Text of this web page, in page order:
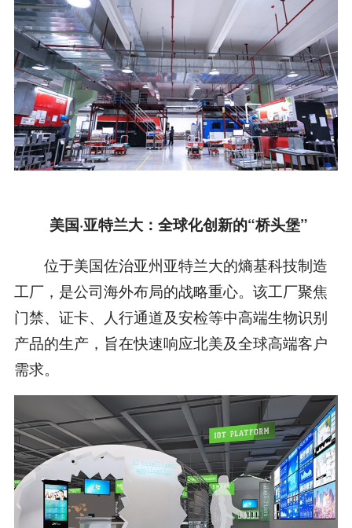
美国·亚特兰大：全球化创新的“桥头堡”
位于美国佐治亚州亚特兰大的熵基科技制造
工厂，是公司海外布局的战略重心。该工厂聚焦
门禁、证卡、人行通道及安检等中高端生物识别
产品的生产，旨在快速响应北美及全球高端客户
需求。